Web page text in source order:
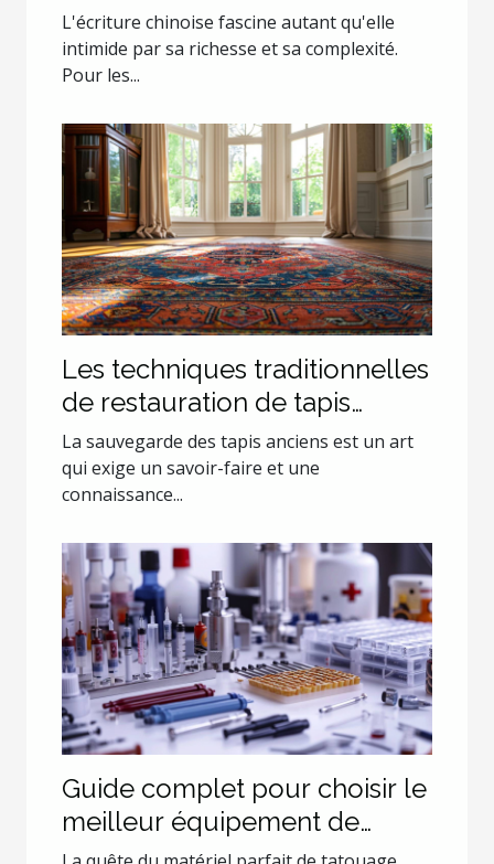
L'écriture chinoise fascine autant qu'elle
intimide par sa richesse et sa complexité.
Pour les...
Les techniques traditionnelles
de restauration de tapis
anciens
La sauvegarde des tapis anciens est un art
qui exige un savoir-faire et une
connaissance...
Guide complet pour choisir le
meilleur équipement de
tatouage